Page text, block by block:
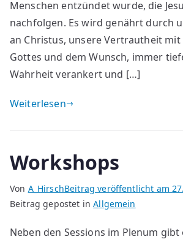
Menschen entzündet wurde, die
nachfolgen. Es wird genährt durch
an Christus, unsere Vertrautheit
Gottes und dem Wunsch, immer
Wahrheit verankert und […]
Weiterlesen
Workshops
Von A_HirschBeitrag veröffentlicht am
Beitrag gepostet inAllgemein
Neben den Sessions im Plenum gibt